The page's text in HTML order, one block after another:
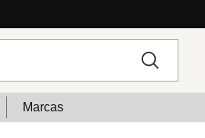
Marcas